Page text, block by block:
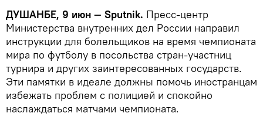
ДУШАНБЕ, 9 июн — Sputnik. Пресс-центр
Министерства внутренних дел России направил
инструкции для болельщиков на время чемпионата
мира по футболу в посольства стран-участниц
турнира и других заинтересованных государств.
Эти памятки в идеале должны помочь иностранцам
избежать проблем с полицией и спокойно
наслаждаться матчами чемпионата.